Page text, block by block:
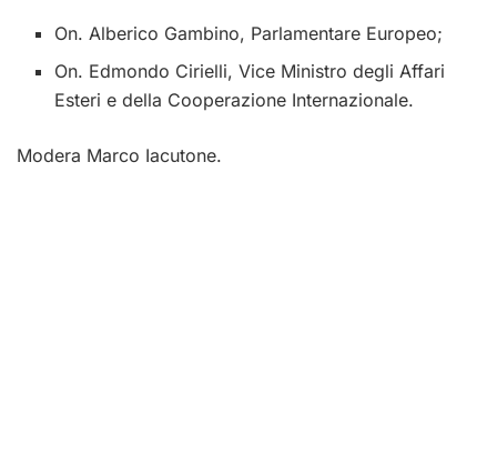
On. Alberico Gambino, Parlamentare Europeo;
On. Edmondo Cirielli, Vice Ministro degli Affari
Esteri e della Cooperazione Internazionale.
Modera Marco Iacutone.